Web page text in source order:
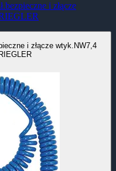
i złącze
i złącze wtyk.NW7,4